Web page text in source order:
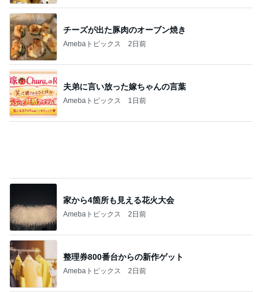
チーズが出た豚肉のオーブン焼き
Amebaトピックス 2日前
夫弟に言い放った嫁ちゃんの言葉
Amebaトピックス 1日前
家から4箇所も見える花火大会
Amebaトピックス 2日前
整理券800番台からの新作ゲット
Amebaトピックス 2日前